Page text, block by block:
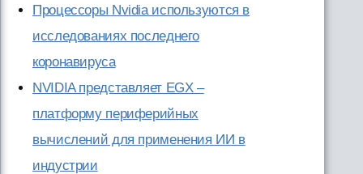
Процессоры Nvidia используются в
исследованиях последнего
коронавируса
NVIDIA представляет EGX –
платформу периферийных
вычислений для применения ИИ в
индустрии